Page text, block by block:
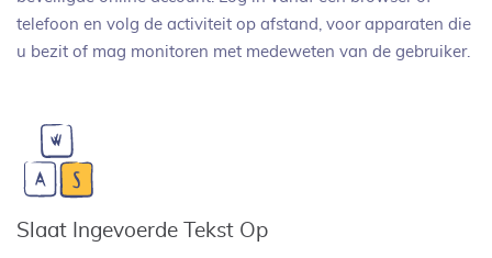
telefoon en volg de activiteit op afstand, voor apparaten die
u bezit of mag monitoren met medeweten van de gebruiker.
Slaat Ingevoerde Tekst Op